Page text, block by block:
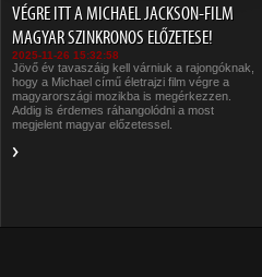
VÉGRE ITT A MICHAEL JACKSON-FILM
MAGYAR SZINKRONOS ELŐZETESE!
2025-11-26 15:32:58
Jövő év tavaszáig kell várniuk a rajongóknak,
hogy a Michael című életrajzi film végre a
magyarországi mozikba is megérkezzen.
Addig is érdemes ráhangolódni a most
megjelent magyar előzetessel.